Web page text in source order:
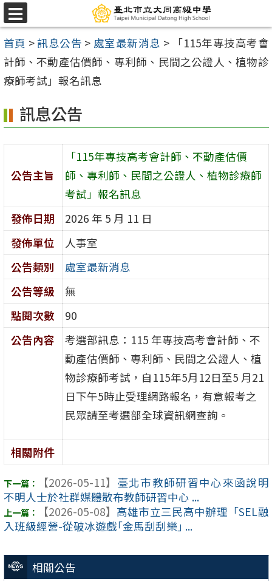
跳
至
主
要
內
區
選
單
首頁 >訊息公告 > 處室最新消息 > 「115年專技高考會
計師、不動產估價師、專利師、民間之公證人、植物診
療師考試」報名訊息
相關公告
訊息公告
公告主旨
「115年專技高考會計師、不動產估價
師、專利師、民間之公證人、植物診療師
考試」報名訊息
發佈日期
2026 年 5 月 11 日
發佈單位
人事室
公告類別
處室最新消息
公告等級
無
點閱次數
90
公告內容
考選部訊息：115 年專技高考會計師、不
動產估價師、專利師、民間之公證人、植
物診療師考試，自115年5月12日至5 月21
日下午5時止受理網路報名，有意報考之
民眾請至考選部全球資訊網查詢。
相關附件
【2026-05-11】 臺北市教師研習中心來函說明
不明人士於社群媒體散布教師研習中心 ...
【2026-05-08】 高雄市立三民高中辦理「SEL融
入班級經營-從破冰遊戲｢金馬刮刮樂｣ ...